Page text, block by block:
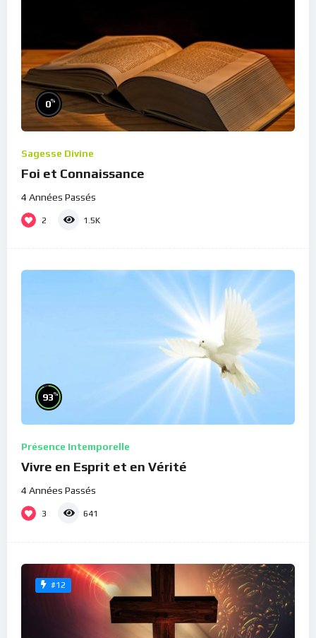
0%
Sagesse Divine
Foi et Connaissance
4 Années Passés
2 1.5K
93%
Présence Intemporelle
Vivre en Esprit et en Vérité
4 Années Passés
3 641
#12